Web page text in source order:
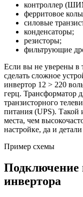
контроллер
ферритовое
силовые
конденсаторы;
резисторы;
фильтрующие
Если вы не уверены в
сделать сложное
инвертор 12 > 220
герц. Трансформатор
транзисторного
питания (UPS). Такой
места, чем
настройке, да и
Пример схемы
Подключение
инвертора